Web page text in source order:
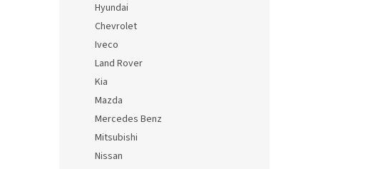
Hyundai
Chevrolet
Iveco
Land Rover
Kia
Mazda
Mercedes Benz
Mitsubishi
Nissan